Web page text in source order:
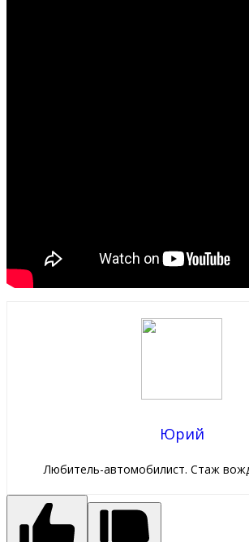
Юрий
Любитель-автомобилист. Стаж